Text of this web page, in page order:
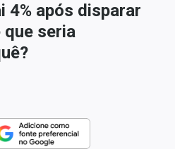
4% após disparar
que seria